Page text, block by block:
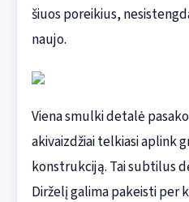
šiuos poreikius,
naujo.
Viena smulki detalė
akivaizdžiai telkiasi aplink
konstrukciją. Tai subtilus
Dirželį galima pakeisti per